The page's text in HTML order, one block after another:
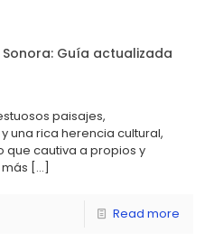
Guía actualizada
paisajes,
una rica herencia cultural,
que cautiva a propios y
[…]
Read more